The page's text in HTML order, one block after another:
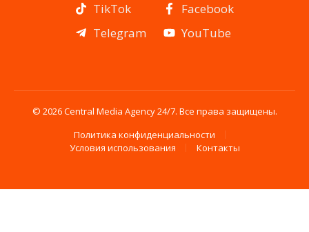
TikTok
Telegram
Facebook
YouTube
© 2026 Central Media Agency 24/7. Все права защищены.
Политика конфиденциальности
Условия использования
Контакты